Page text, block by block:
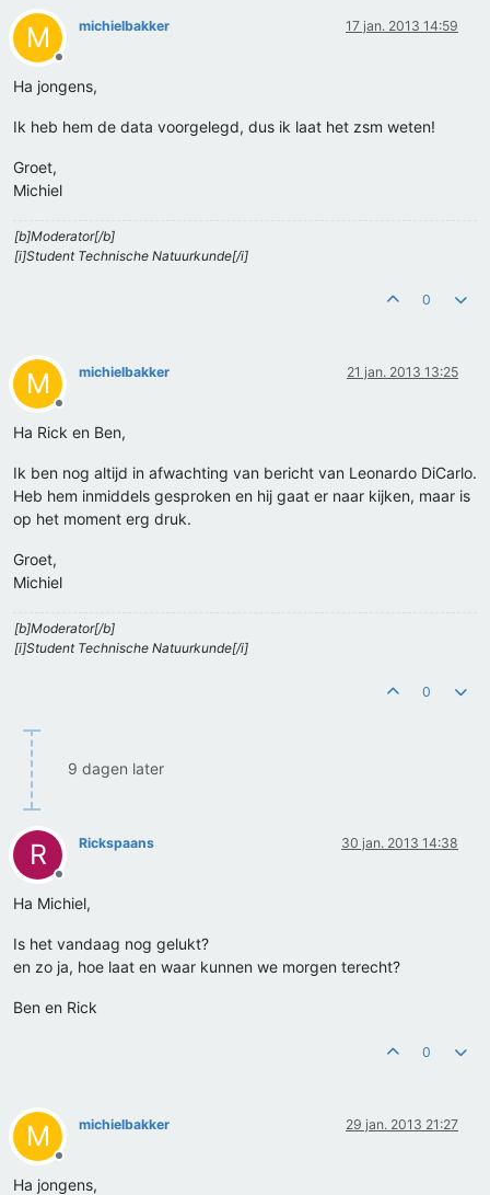
M
Offline
michielbakker 17 jan. 2013 14:59
Ha jongens,
Ik heb hem de data voorgelegd, dus ik laat het zsm weten!
Groet,
Michiel
[b]Moderator[/b]
[i]Student Technische Natuurkunde[/i]
0
M
Offline
michielbakker 21 jan. 2013 13:25
Ha Rick en Ben,
Ik ben nog altijd in afwachting van bericht van Leonardo DiCarlo.
Heb hem inmiddels gesproken en hij gaat er naar kijken, maar is
op het moment erg druk.
Groet,
Michiel
[b]Moderator[/b]
[i]Student Technische Natuurkunde[/i]
0
9 dagen later
R
Offline
Rickspaans 30 jan. 2013 14:38
Ha Michiel,
Is het vandaag nog gelukt?
en zo ja, hoe laat en waar kunnen we morgen terecht?
Ben en Rick
0
M
Offline
michielbakker 29 jan. 2013 21:27
Ha jongens,